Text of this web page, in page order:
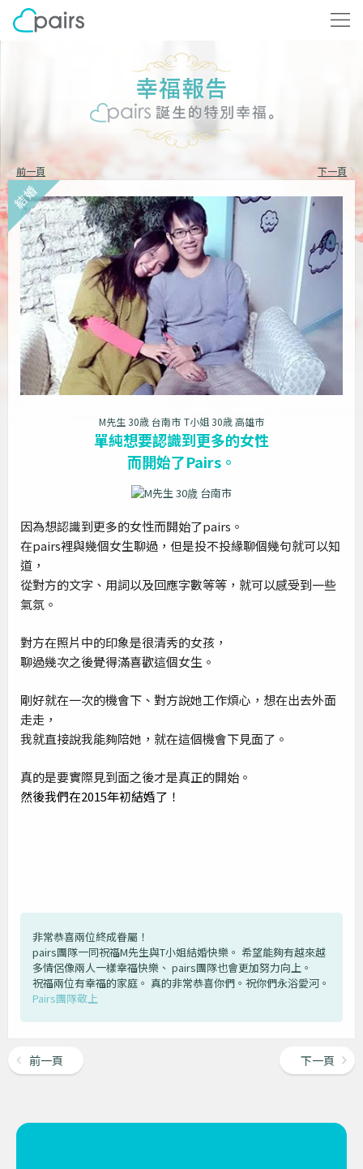
前一頁 下一頁
M先生 30歳 台南市 T小姐 30歳 高雄市
單純想要認識到更多的女性
而開始了Pairs。
因為想認識到更多的女性而開始了pairs。
在pairs裡與幾個女生聊過，但是投不投緣聊個幾句就可以知
道，
從對方的文字、用詞以及回應字數等等，就可以感受到一些
氣氛。
對方在照片中的印象是很清秀的女孩，
聊過幾次之後覺得滿喜歡這個女生。
剛好就在一次的機會下、對方說她工作煩心，想在出去外面
走走，
我就直接說我能夠陪她，就在這個機會下見面了。
真的是要實際見到面之後才是真正的開始。
然後我們在2015年初結婚了！
非常恭喜兩位終成眷屬！
pairs團隊一同祝福M先生與T小姐結婚快樂。 希望能夠有越來越
多情侶像兩人一樣幸福快樂、 pairs團隊也會更加努力向上。
祝福兩位有幸福的家庭。 真的非常恭喜你們。祝你們永浴愛河。
Pairs團隊敬上
前一頁 下一頁